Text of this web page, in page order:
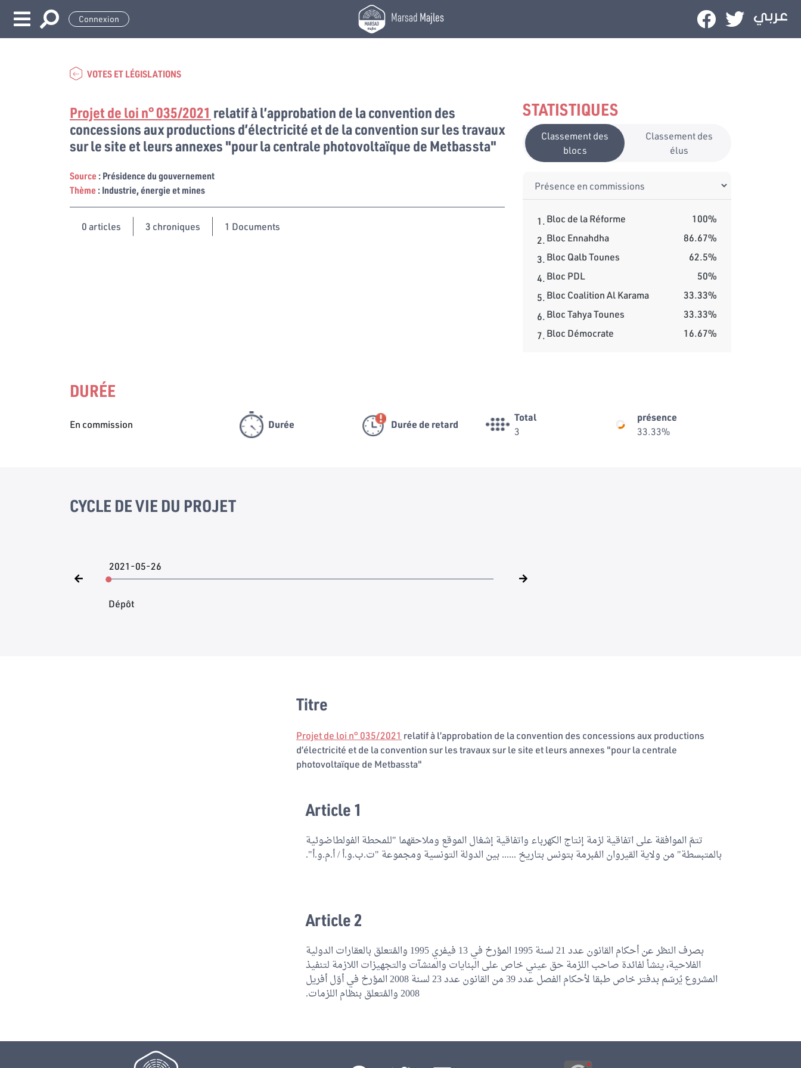
Connexion MarsadMajles
VOTES ET LÉGISLATIONS
STATISTIQUES
Classement des
blocs
Classement des
élus
1.Bloc de la Réforme
100%
2.Bloc Ennahdha
86.67%
3.Bloc Qalb Tounes
62.5%
4.Bloc PDL
50%
5.Bloc Coalition Al Karama
33.33%
6.Bloc Tahya Tounes
33.33%
7.Bloc Démocrate 16.67%
Projet de loi n° 035/2021 relatif à l’approbation de la convention des
concessions aux productions d’électricité et de la convention sur les travaux
sur le site et leurs annexes "pour la centrale photovoltaïque de Metbassta"
Source: Présidence du gouvernement
Thème: Industrie, énergie et mines
0articles 3 chroniques 1 Documents
DURÉE
En commission Durée Durée de retard
Total
3
présence
33.33%
CYCLE DE VIE DU PROJET
2021-05-26
Dépôt
Titre
Projet de loi n° 035/2021 relatif à l’approbation de la convention des concessions aux productions
d’électricité et de la convention sur les travaux sur le site et leurs annexes "pour la centrale
photovoltaïque de Metbassta"
Article 1
تتمّ الموافقة على اتفاقية لزمة إنتاج الكهرباء واتفاقية إشغال الموقع وملاحقهما "للمحطة الفولطاضوئية
بالمتبسطة" من ولاية القيروان المُبرمة بتونس بتاريخ ...... بين الدولة التونسية ومجموعة "ت.ب.و.أ / أ.م.و.أ".
Article 2
بصرف النظر عن أحكام القانون عدد 21 لسنة 1995 المؤرخ في 13 فيفري 1995 والمُتعلق بالعقارات الدولية
الفلاحية، ينشأ لفائدة صاحب اللزمة حق عيني خاص على البنايات والمنشآت والتجهيزات اللازمة لتنفيذ
المشروع يُرسّم بدفتر خاص طبقا لأحكام الفصل عدد 39 من القانون عدد 23 لسنة 2008 المؤرخ في أوّل أفريل
2008 والمُتعلق بنظام اللزمات.